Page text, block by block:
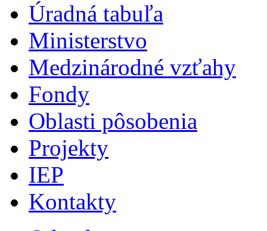
Úradná tabuľa
Ministerstvo
Medzinárodné vzťahy
Fondy
Oblasti pôsobenia
Projekty
IEP
Kontakty